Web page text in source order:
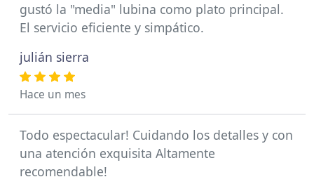
gustó la "media" lubina como plato principal.
El servicio eficiente y simpático.
julián sierra
Hace un mes
Todo espectacular! Cuidando los detalles y con
una atención exquisita Altamente
recomendable!